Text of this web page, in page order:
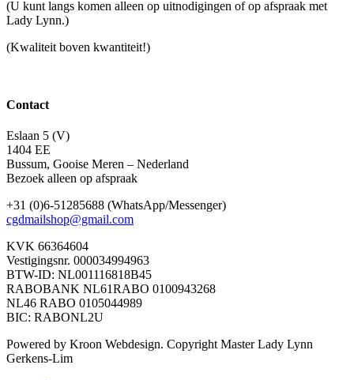
(U kunt langs komen alleen op uitnodigingen of op afspraak met
Lady Lynn.)
(Kwaliteit boven kwantiteit!)
Contact
Eslaan 5 (V)
1404 EE
Bussum, Gooise Meren – Nederland
Bezoek alleen op afspraak
+31 (0)6-51285688 (WhatsApp/Messenger)
cgdmailshop@gmail.com
KVK 66364604
Vestigingsnr. 000034994963
BTW-ID: NL001116818B45
RABOBANK NL61RABO 0100943268
NL46 RABO 0105044989
BIC: RABONL2U
Powered by Kroon Webdesign. Copyright Master Lady Lynn
Gerkens-Lim